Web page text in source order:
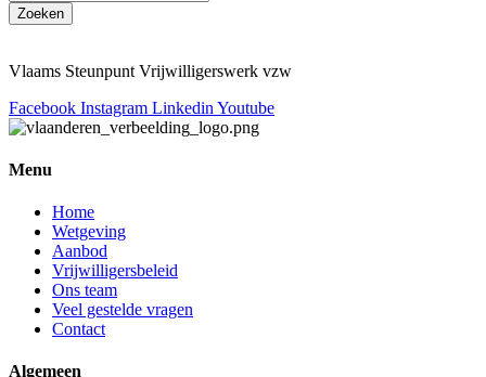
Zoeken
Vlaams Steunpunt Vrijwilligerswerk vzw
Facebook Instagram Linkedin Youtube
Menu
Home
Wetgeving
Aanbod
Vrijwilligersbeleid
Ons team
Veel gestelde vragen
Contact
Algemeen